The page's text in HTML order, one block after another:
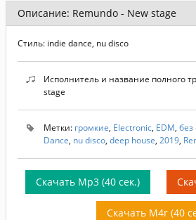
Описание: Remundo - New stage
Стиль: indie dance, nu disco
Исполнитель и название полного
stage
Метки: громкие, Electronic, EDM, без
Dance, nu disco, deep house, 2019,
Скачать Mp3 (40 сек.)
Скачать M4r (40